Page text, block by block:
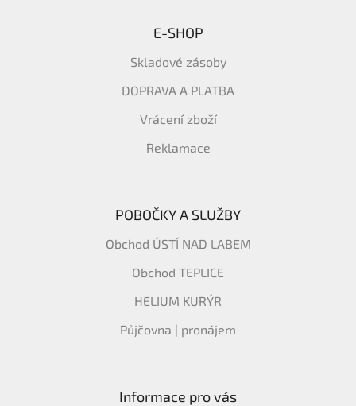
E-SHOP
Skladové zásoby
DOPRAVA A PLATBA
Vrácení zboží
Reklamace
POBOČKY A SLUŽBY
Obchod ÚSTÍ NAD LABEM
Obchod TEPLICE
HELIUM KURÝR
Půjčovna | pronájem
Informace pro vás